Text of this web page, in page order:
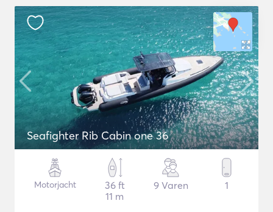
Seafighter Rib Cabin one 36
Motorjacht
36 ft
11 m
9 Varen 1